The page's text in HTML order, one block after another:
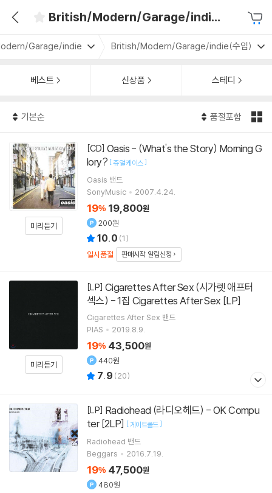
British/Modern/Garage/indie(수입)
Garage/indie British/Modern/Garage/indie(수입)
베스트 신상품 스테디
기본순 품절포함
미리듣기
[CD]
lory? [쥬얼 케이스]
Oasis 밴드
SonyMusic
2007.4.24.
19% 19,800원
200원
10.0 (1)
일시품절
판매시작 알림신청
미리듣기
[LP]
섹스) - 1집 Cigarettes After Sex [LP]
Cigarettes After Sex 밴드
PIAS
2019.8.9.
19% 43,500원
440원
7.9 (20)
[LP]
ter [2LP] [게이트폴드]
Radiohead 밴드
Beggars
2016.7.19.
19% 47,500원
480원